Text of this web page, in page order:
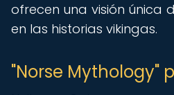
ofrecen una visión única
en las historias vikingas.
"Norse Mythology"